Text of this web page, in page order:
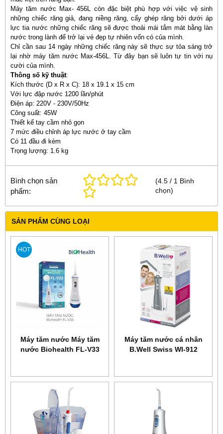
Máy tăm nước Max- 456L còn đặc biệt phù hợp với việc vệ sinh
những chiếc răng giả, đang niềng răng, cấy ghép răng bởi dưới áp
lực tia nước những chiếc răng sẽ được thoải mái tắm mát bằng làn
nước trong lành để trở lại vẻ đẹp tự nhiên vốn có của mình.
Chỉ cần sau 14 ngày những chiếc răng này sẽ thực sự tỏa sáng trở
lại nhờ máy tăm nước Max-456L. Từ đây bạn sẽ luôn tự tin với nụ
cười của mình.
Thông số kỹ thuật:
Kích thước (D x R x C): 18 x 19.1 x 15 cm
Với lực đập nước 1200 lần/phút
Điện áp: 220V - 230V/50Hz
Công suất: 45W
Thiết kế tay cầm nhỏ gọn
7 mức điều chỉnh áp lực nước ở tay cầm
Có 11 đầu đi kèm
Trọng lượng: 1.6 kg
Bình chọn sản
phẩm:
(4.5 / 1 Bình
chọn)
SẢN PHẨM CÙNG LOẠI
HOT
Máy tăm nước Máy tăm
nước Biohealth FL-V33
Máy tăm nước cá nhân
B.Well Swiss WI-912